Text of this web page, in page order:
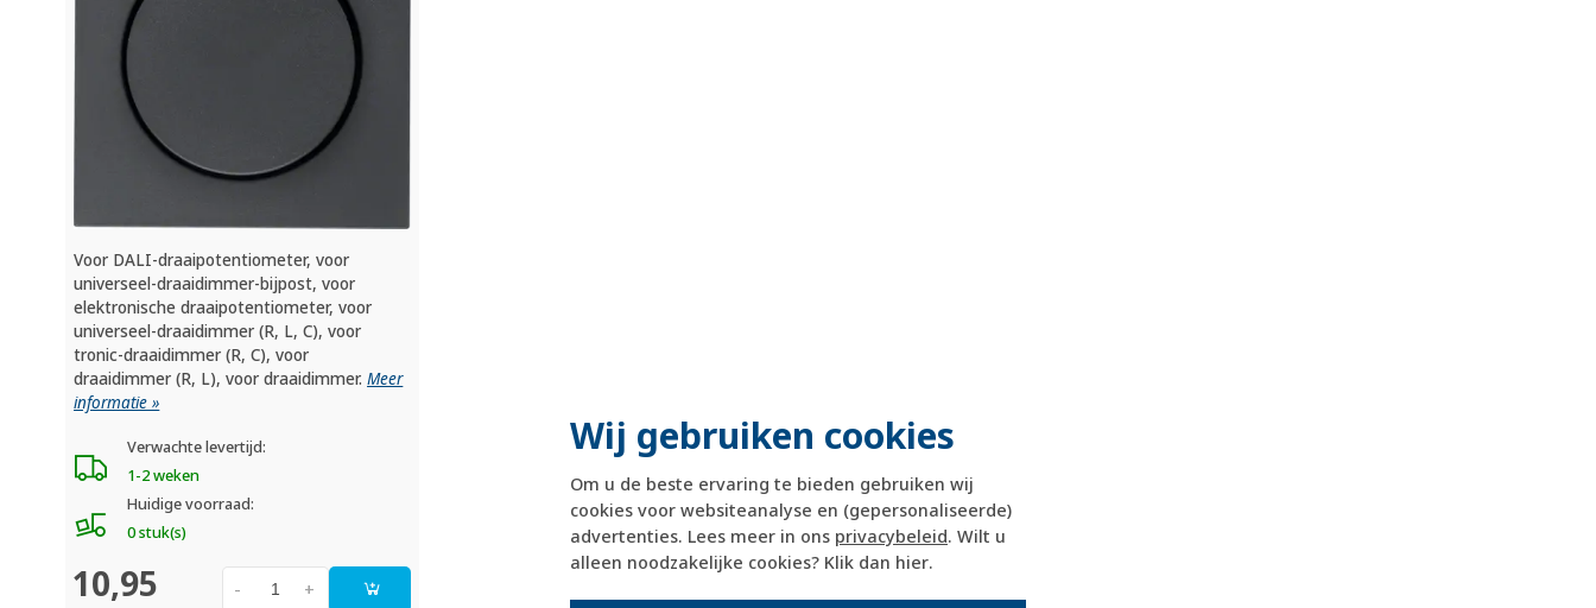
Wij gebruiken cookies
Om u de beste ervaring te bieden gebruiken wij
cookies voor websiteanalyse en (gepersonaliseerde)
advertenties. Lees meer in ons privacybeleid. Wilt u
alleen noodzakelijke cookies? Klik dan hier.
Voor DALI-draaipotentiometer, voor
universeel-draaidimmer-bijpost, voor
elektronische draaipotentiometer, voor
universeel-draaidimmer (R, L, C), voor
tronic-draaidimmer (R, C), voor
draaidimmer (R, L), voor draaidimmer.Meer
informatie »
Verwachte levertijd:
1-2 weken
Huidige voorraad:
0 stuk(s)
10,95 +
-